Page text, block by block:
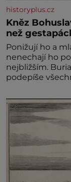
historyplus.cz
Kněz
než
Ponižují ho a
nenechají ho
nejbližším.
podepíše
výslechů nikdo
Syn